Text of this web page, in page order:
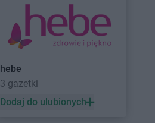
hebe
3 gazetki
Dodaj do ulubionych